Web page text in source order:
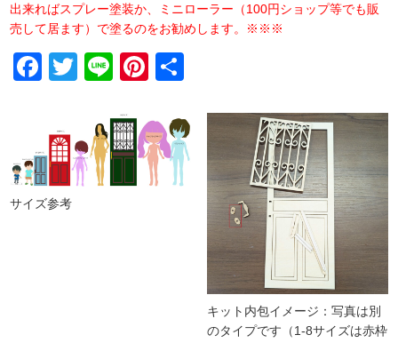
出来ればスプレー塗装か、ミニローラー（100円ショップ等でも販
売して居ます）で塗るのをお勧めします。※※※
Facebook
Twitter
LinePinterest
サイズ参考
キット内包イメージ：写真は別
のタイプです（1-8サイズは赤枠